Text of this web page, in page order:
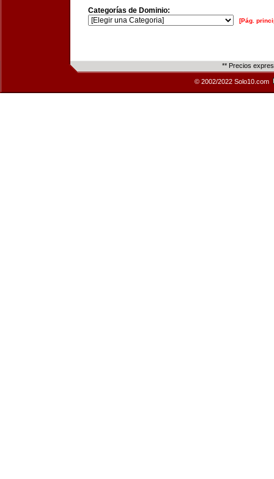
Categorías de Dominio:
[Pág.
** Precios
© 2002/2022 Solo10.com